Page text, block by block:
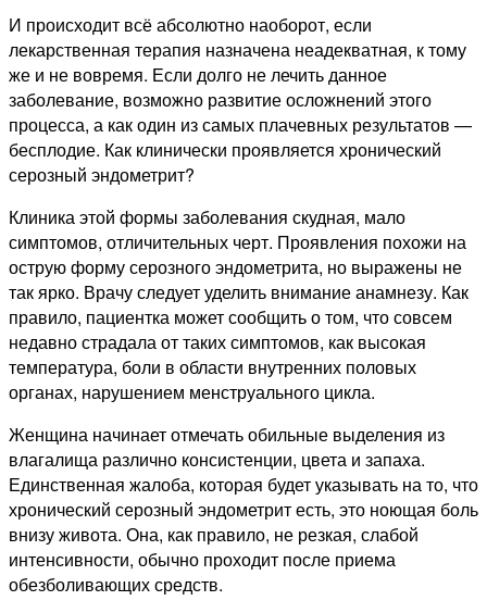
И происходит всё абсолютно наоборот, если
лекарственная терапия назначена неадекватная, к тому
же и не вовремя. Если долго не лечить данное
заболевание, возможно развитие осложнений этого
процесса, а как один из самых плачевных результатов —
бесплодие. Как клинически проявляется хронический
серозный эндометрит?
Клиника этой формы заболевания скудная, мало
симптомов, отличительных черт. Проявления похожи на
острую форму серозного эндометрита, но выражены не
так ярко. Врачу следует уделить внимание анамнезу. Как
правило, пациентка может сообщить о том, что совсем
недавно страдала от таких симптомов, как высокая
температура, боли в области внутренних половых
органах, нарушением менструального цикла.
Женщина начинает отмечать обильные выделения из
влагалища различно консистенции, цвета и запаха.
Единственная жалоба, которая будет указывать на то, что
хронический серозный эндометрит есть, это ноющая боль
внизу живота. Она, как правило, не резкая, слабой
интенсивности, обычно проходит после приема
обезболивающих средств.